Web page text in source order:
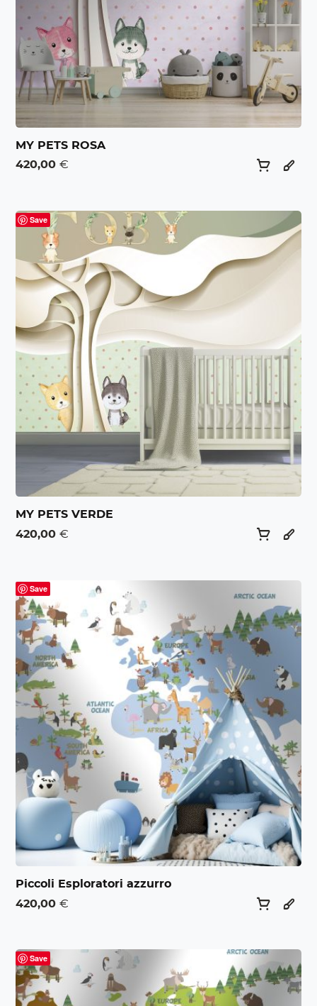
MY PETS ROSA
420,00€
Save
MY PETS VERDE
420,00€
Save
Piccoli Esploratori azzurro
420,00€
Save